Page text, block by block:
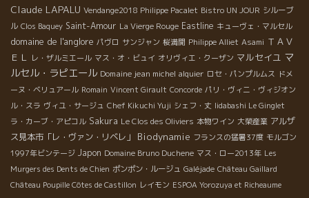
Claude LAPALU Vendange2018 Philippe Pacalet Bistro UN JOUR シルーブ
ル Clos Baquey Saint-Amour La Vierge Rouge Eastline キューヴェ・マルセル
domaine de l'anglore パヴロ サンジャン 桜満開 Philippe Alliet Asami ＴＡＶ
ＥＬ レ・ザルミエール マス・オ・ビュイ オリヴィエ・クーザン マルセイユ マ
ルセル・ラピエール Domaine jean michel alquier ロセ・パンプルムス ドメ
ーヌ・ベリュアール Romain Vincent Girault Concorde パリ・ヴィニ・ヴィジオン
ル・スラ ヴィユ・サージュ Chef Kikuchi Yuji シェフ・丈 Iidabashi Le Ginglet
ラ・カーブ・アピコル Sakura Le Clos des Oliviers 本物ワイン 大榮産業 アルザ
ス見本市「レ・ヴァン・リベレ」
Biodynamie フランスの猛暑37度 モルゴン
1997年ビンテージ Japon Domaine Bruno Duchene マス・ロー2013年 Les
Murgers des Dents de Chien ポンポン・ルージュ Galéjade Château Gaillard
Château Poupille Côtes de Castillon レイモン ESPOA Yorozuya et Richeaume